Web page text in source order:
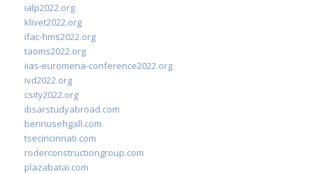
ialp2022.org
klivet2022.org
ifac-hms2022.org
taoms2022.org
iias-euromena-conference2022.org
ivd2022.org
csity2022.org
ibsarstudyabroad.com
bennusehgall.com
tsecincinnati.com
roderconstructiongroup.com
plazabatai.com